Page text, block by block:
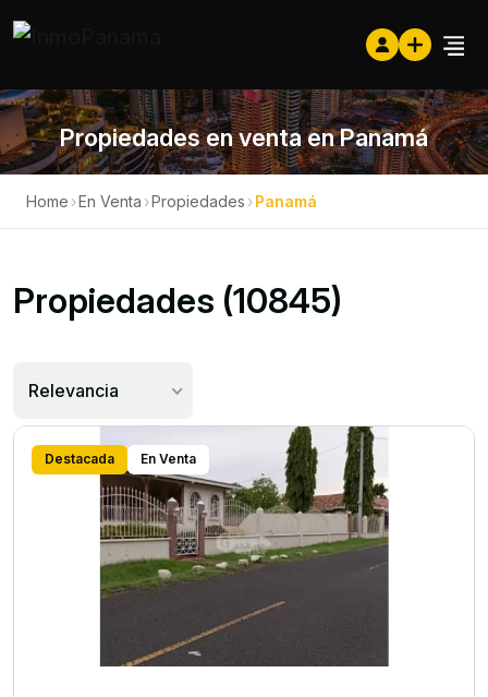
Propiedades en venta en Panamá
Home ›En Venta ›Propiedades ›Panamá
Propiedades (10845)
Relevancia
Destacada En Venta